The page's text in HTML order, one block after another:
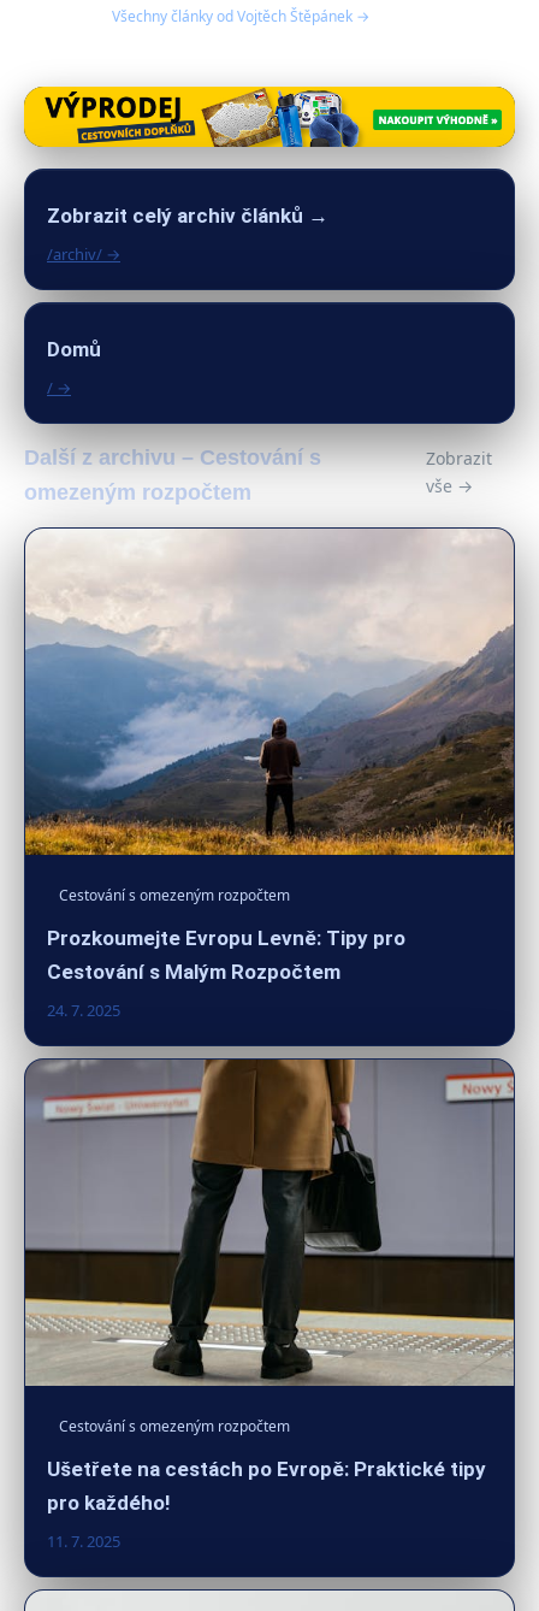
Všechny články od Vojtěch Štěpánek →
Zobrazit celý archiv článků →
/archiv/ →
Domů
/ →
Další z archivu – Cestování s
omezeným rozpočtem
Zobrazit
vše →
Cestování s omezeným rozpočtem
Prozkoumejte Evropu Levně: Tipy pro
Cestování s Malým Rozpočtem
24. 7. 2025
Cestování s omezeným rozpočtem
Ušetřete na cestách po Evropě: Praktické tipy
pro každého!
11. 7. 2025